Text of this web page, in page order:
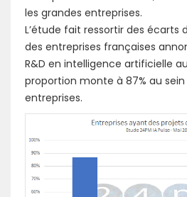
les grandes entreprises.
L’étude fait ressortir des écarts
des entreprises françaises
R&D en intelligence artificielle
proportion monte à 87% au
entreprises.